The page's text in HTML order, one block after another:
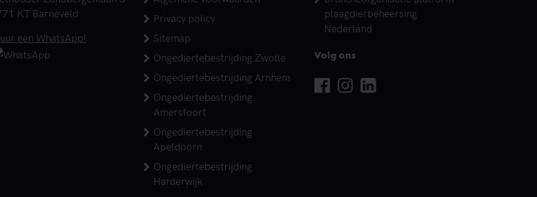
KT Barneveld
een WhatsApp!
Privacy policy
Sitemap
Ongediertebestrijding Zwolle
Ongediertebestrijding Arnhem
Ongediertebestrijding
Amersfoort
Ongediertebestrijding
Apeldoorn
Ongediertebestrijding
Harderwijk
plaagdierbeheersing
Nederland
Volg ons
Facebook
InstagramLinkedin